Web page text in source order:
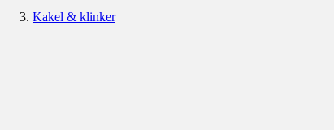
Kakel & klinker